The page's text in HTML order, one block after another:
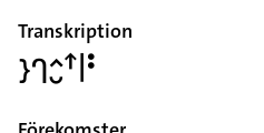
Transkription
􌤇􌤪􌤵􌤷􌦃􌥼􌥻